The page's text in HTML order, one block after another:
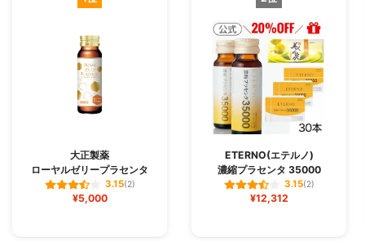
大正製薬
ローヤルゼリープラセンタ
3.15(2)
¥5,000
ETERNO(エテルノ)
濃縮プラセンタ 35000
3.15(2)
¥12,312